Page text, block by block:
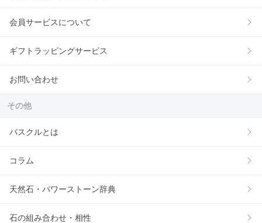
会員サービスについて
ギフトラッピングサービス
お問い合わせ
その他
パスクルとは
コラム
天然石・パワーストーン辞典
石の組み合わせ・相性